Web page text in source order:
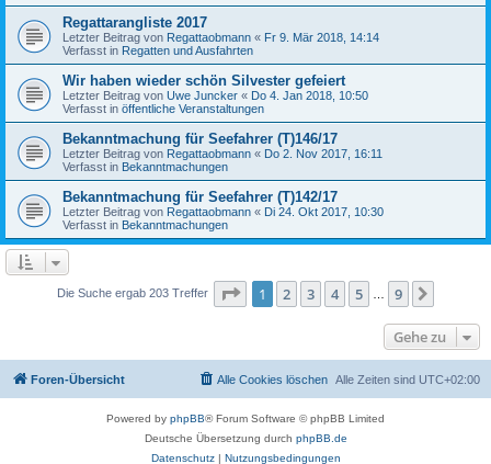
Regattarangliste 2017
Letzter Beitrag von Regattaobmann « Fr 9. Mär 2018, 14:14
Verfasst in Regatten und Ausfahrten
Wir haben wieder schön Silvester gefeiert
Letzter Beitrag von Uwe Juncker « Do 4. Jan 2018, 10:50
Verfasst in öffentliche Veranstaltungen
Bekanntmachung für Seefahrer (T)146/17
Letzter Beitrag von Regattaobmann « Do 2. Nov 2017, 16:11
Verfasst in Bekanntmachungen
Bekanntmachung für Seefahrer (T)142/17
Letzter Beitrag von Regattaobmann « Di 24. Okt 2017, 10:30
Verfasst in Bekanntmachungen
Die Suche ergab 203 Treffer Seite 1von
1 2 3 4 5 9
Gehe zu
Foren-Übersicht Alle Zeiten sind UTC+02:00
Alle Cookies löschen
Powered by phpBB® Forum Software © phpBB Limited
Deutsche Übersetzung durch phpBB.de
Datenschutz| Nutzungsbedingungen